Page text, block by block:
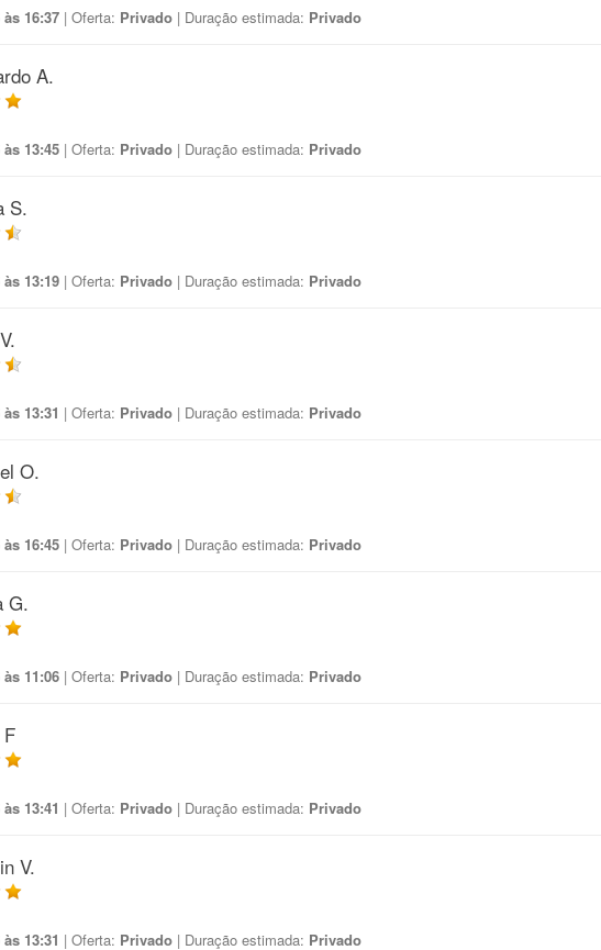
às 16:37 | Oferta: Privado | Duração estimada: Privado
A.
às 13:45 | Oferta: Privado | Duração estimada: Privado
S.
às 13:19 | Oferta: Privado | Duração estimada: Privado
13:31 | Oferta: Privado | Duração estimada: Privado
O.
às 16:45 | Oferta: Privado | Duração estimada: Privado
G.
às 11:06 | Oferta: Privado | Duração estimada: Privado
13:41 | Oferta: Privado | Duração estimada: Privado
V.
13:31 | Oferta: Privado | Duração estimada: Privado